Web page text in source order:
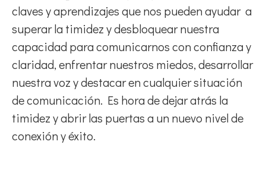
claves y aprendizajes que nos pueden ayudar a
superar la timidez y desbloquear nuestra
capacidad para comunicarnos con confianza y
claridad, enfrentar nuestros miedos, desarrollar
nuestra voz y destacar en cualquier situación
de comunicación. Es hora de dejar atrás la
timidez y abrir las puertas a un nuevo nivel de
conexión y éxito.